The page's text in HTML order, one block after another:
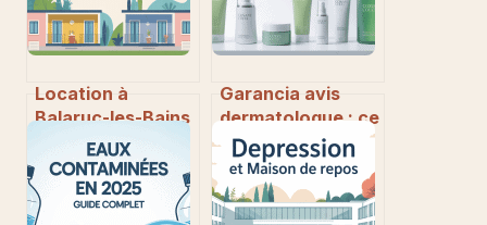
Location à
Balaruc-les-Bains
pour curiste :
comment choisir
le bon
hébergement
Garancia avis
dermatologue : ce
qu’en disent
vraiment les
experts